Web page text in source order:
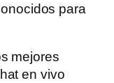
para
mejores
en vivo